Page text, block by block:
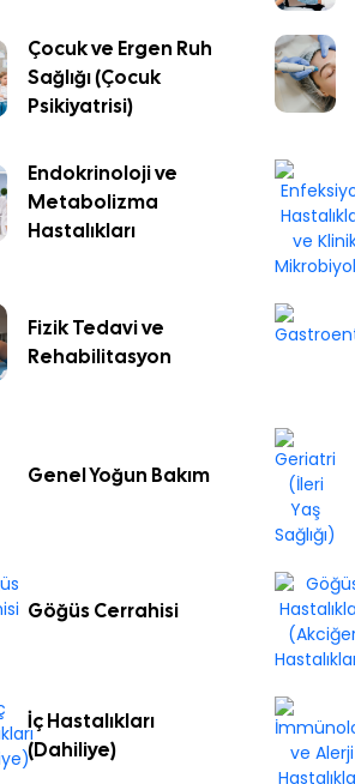
Çocuk ve Ergen Ruh
Sağlığı (Çocuk
Psikiyatrisi)
Endokrinoloji ve
Metabolizma
Hastalıkları
Fizik Tedavi ve
Rehabilitasyon
Genel Yoğun Bakım
Göğüs Cerrahisi
İç Hastalıkları
(Dahiliye)